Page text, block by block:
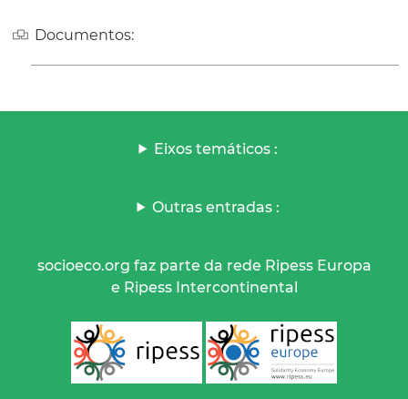
Documentos:
Eixos temáticos :
Outras entradas :
socioeco.org faz parte da rede Ripess Europa
e Ripess Intercontinental